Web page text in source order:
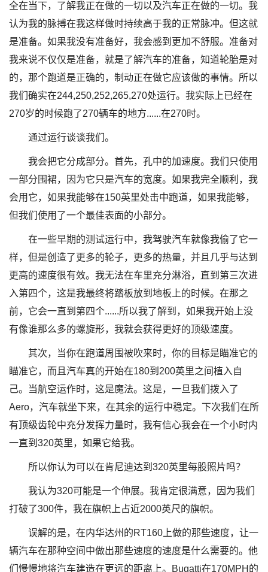
全在当下，了解我正在做的一切以及汽车正在做的一切。我
认为我的脉搏在我这样做时持续高于我的正常脉冲。但这就
是准备。如果我没有准备好，我会感到更加不舒服。准备对
我来说不仅仅是准备，就是了解汽车的准备，知道轮胎是对
的，那个跑道是正确的，制动正在做它应该做的事情。所以
我们确实在244,250,252,265,270处运行。我实际上已经在
270岁的时候跑了270辆车的地方......在270时。
通过运行谈谈我们。
我会把它分成部分。首先，孔中的加速度。我们只使用
一部分围裙，因为它只是汽车的宽度。如果我完全顺利，我
会用它，如果我能够在150英里处击中跑道，如果我能够，
但我们使用了一个最佳表面的小部分。
在一些早期的测试运行中，我驾驶汽车就像我偷了它一
样，但是创造了更多的轮子，更多的热量，并且几乎与达到
更高的速度很有效。我无法在车里充分淋浴，直到第三次进
入第四个，这是我最终将踏板放到地板上的时候。在那之
前，它会一直到第四个......所以我了解到，如果我开始上没
有像谁那么多的螺旋形，我就会获得更好的顶级速度。
其次，当你在跑道周围被吹来时，你的目标是瞄准它的
瞄准它，而且汽车真的开始在180到200英里之间植入自
己。当航空运作时，这是魔法。这是，一旦我们拨入了
Aero，汽车就坐下来，在其余的运行中稳定。下次我们在所
有顶级齿轮中充分发挥力量时，我有信心我会在一个小时内
一直到320英里，如果它给我。
所以你认为可以在肯尼迪达到320英里每股照片吗？
我认为320可能是一个伸展。我肯定很满意，因为我们
打破了300件，我在旗帜上占近2000英尺的旗帜。
误解的是，在内华达州的RT160上做的那些速度，让一
辆汽车在那种空间中做出那些速度的速度是什么需要的。他
们慢慢地将汽车建造在更远的距离上。Bugatti在170MPH的